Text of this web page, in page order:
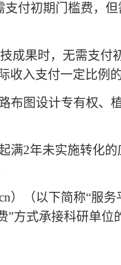
付初期门槛费，
成果时，无需支付
入支付一定比例的
图设计专有权、植
满2年未实施转化
）（以下简称“服务
方式承接科研单位